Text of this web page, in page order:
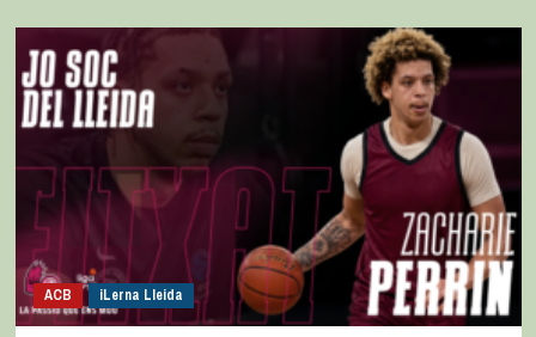
ACB iLerna Lleida